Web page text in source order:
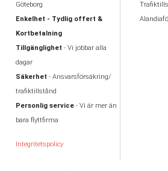
Göteborg
Enkelhet - Tydlig offert &
Kortbetalning
Tillgänglighet - Vi jobbar alla
dagar
Säkerhet - Ansvarsförsäkring/
trafiktillstånd
Personlig service- Vi är mer än
bara flyttfirma
Integritetspolicy